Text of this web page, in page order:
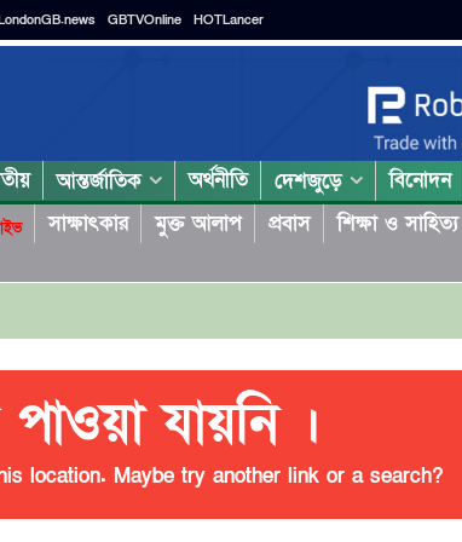
GBTVOnline HOTLancer
আন্তর্জাতিক অর্থনীতি দেশজুড়ে বিনোদন
সাক্ষাৎকার মুক্ত আলাপ প্রবাস শিক্ষা ও সাহিত্য
যায়নি ।
location. Maybe try another link or a search?